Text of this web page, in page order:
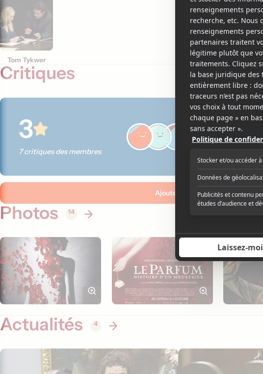
Tom Tykwer
Andrew Birkin
Bernd Eichinger
Patrick Süskind
Critiques
3
7 critiques des membres
Ajouter ma critique
Photos 14
Actualités 4